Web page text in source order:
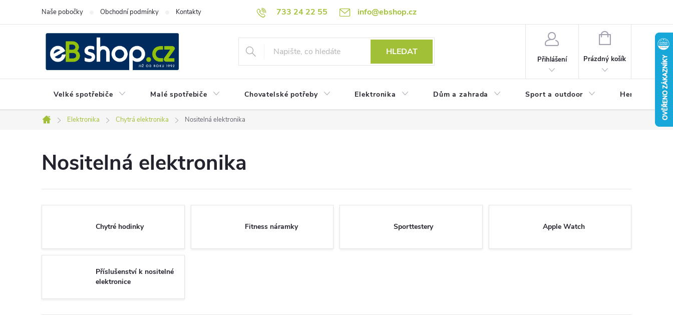
733 24 22 55 info@ebshop.cz
Naše pobočky Obchodní podmínky Kontakty
HLEDAT
Přihlášení
NÁKUPNÍ
Prázdný košík
Velké spotřebiče Malé spotřebiče Chovatelské potřeby Elektronika Dům a zahrada Sport a outdoor Herní zóna
Domů
Elektronika Chytrá elektronika Nositelná elektronika
Nositelná elektronika
Chytré hodinky Fitness náramky Sporttestery Apple Watch
Příslušenství k nositelné
elektronice